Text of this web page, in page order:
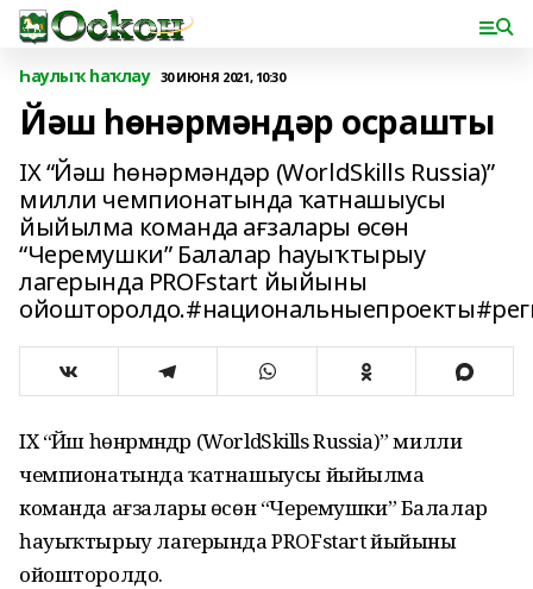
Һаулыҡ һаҡлау 30 ИЮНЯ 2021, 10:30
Йәш һөнәрмәндәр осрашты
IX “Йәш һөнәрмәндәр (WorldSkills Russia)”
милли чемпионатында ҡатнашыусы
йыйылма команда ағзалары өсөн
“Черемушки” Балалар һауыҡтырыу
лагерында PROFstart йыйыны
IX “Йәш һөнәрмәндәр (WorldSkills Russia)” милли
чемпионатында ҡатнашыусы йыйылма
команда ағзалары өсөн “Черемушки” Балалар
һауыҡтырыу лагерында PROFstart йыйыны
ойошторолдо.